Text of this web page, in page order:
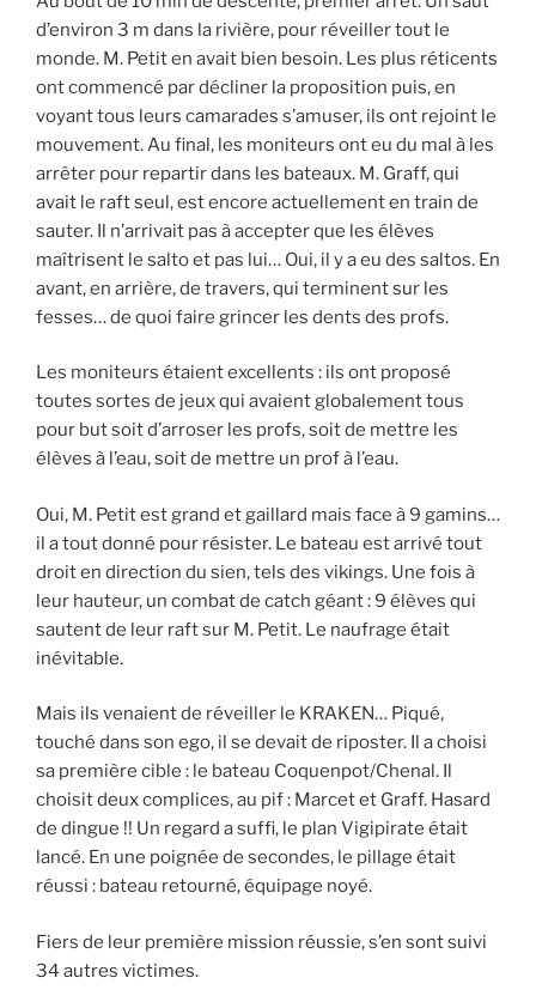
d’environ 3 m dans la rivière, pour réveiller tout le
monde. M. Petit en avait bien besoin. Les plus réticents
ont commencé par décliner la proposition puis, en
voyant tous leurs camarades s’amuser, ils ont rejoint le
mouvement. Au final, les moniteurs ont eu du mal à les
arrêter pour repartir dans les bateaux. M. Graff, qui
avait le raft seul, est encore actuellement en train de
sauter. Il n’arrivait pas à accepter que les élèves
maîtrisent le salto et pas lui… Oui, il y a eu des saltos. En
avant, en arrière, de travers, qui terminent sur les
fesses… de quoi faire grincer les dents des profs.
Les moniteurs étaient excellents : ils ont proposé
toutes sortes de jeux qui avaient globalement tous
pour but soit d’arroser les profs, soit de mettre les
élèves à l’eau, soit de mettre un prof à l’eau.
Oui, M. Petit est grand et gaillard mais face à 9 gamins…
il a tout donné pour résister. Le bateau est arrivé tout
droit en direction du sien, tels des vikings. Une fois à
leur hauteur, un combat de catch géant : 9 élèves qui
sautent de leur raft sur M. Petit. Le naufrage était
inévitable.
Mais ils venaient de réveiller le KRAKEN… Piqué,
touché dans son ego, il se devait de riposter. Il a choisi
sa première cible : le bateau Coquenpot/Chenal. Il
choisit deux complices, au pif : Marcet et Graff. Hasard
de dingue !! Un regard a suffi, le plan Vigipirate était
lancé. En une poignée de secondes, le pillage était
réussi : bateau retourné, équipage noyé.
Fiers de leur première mission réussie, s’en sont suivi
34 autres victimes.